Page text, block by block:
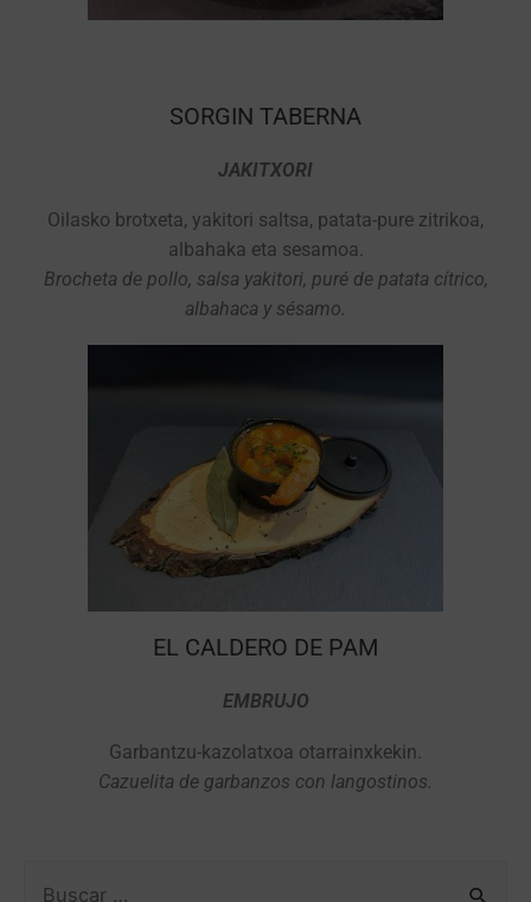
SORGIN TABERNA
JAKITXORI
Oilasko brotxeta, yakitori saltsa, patata-pure zitrikoa,
albahaka eta sesamoa.
Brocheta de pollo, salsa yakitori, puré de patata cítrico,
albahaca y sésamo.
EL CALDERO DE PAM
EMBRUJO
Garbantzu-kazolatxoa otarrainxkekin.
Cazuelita de garbanzos con langostinos.